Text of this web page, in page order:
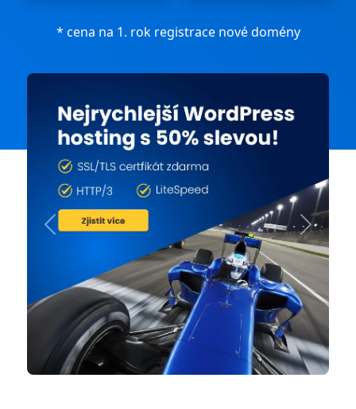
* cena na 1. rok registrace nové domény
Previous Next